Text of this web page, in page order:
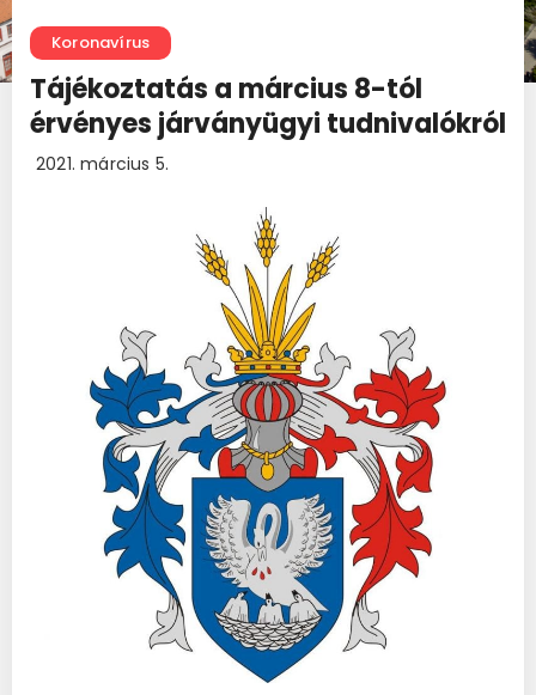
Koronavírus
Tájékoztatás a március 8-tól
érvényes járványügyi tudnivalókról
2021. március 5.